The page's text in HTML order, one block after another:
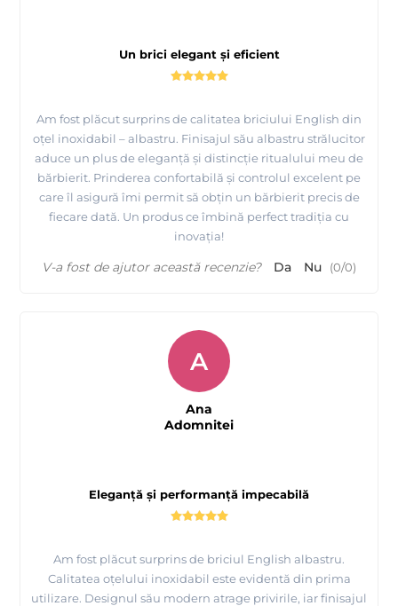
Un brici elegant și eficient
Am fost plăcut surprins de calitatea briciului English din
oțel inoxidabil – albastru. Finisajul său albastru strălucitor
aduce un plus de eleganță și distincție ritualului meu de
bărbierit. Prinderea confortabilă și controlul excelent pe
care îl asigură îmi permit să obțin un bărbierit precis de
fiecare dată. Un produs ce îmbină perfect tradiția cu
inovația!
V-a fost de ajutor această recenzie? Da Nu (0/0)
Eleganță și performanță impecabilă
Am fost plăcut surprins de briciul English albastru.
Calitatea oțelului inoxidabil este evidentă din prima
utilizare. Designul său modern atrage privirile, iar finisajul
A
Ana
Adomnitei